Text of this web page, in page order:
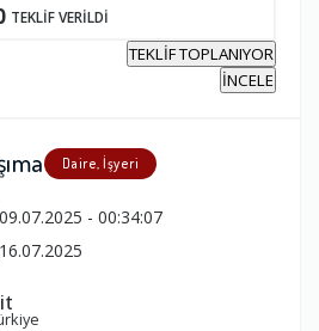
TEKLİF VERİLDİ
TEKLİF TOPLANIYOR
İNCELE
Daire, İşyeri
09.07.2025 - 00:34:07
16.07.2025